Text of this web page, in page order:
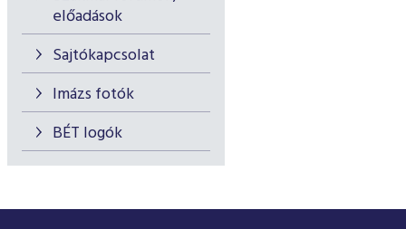
előadások
Sajtókapcsolat
Imázs fotók
BÉT logók